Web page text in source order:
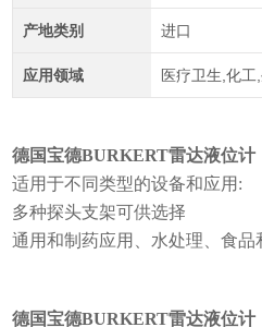
产地类别 进口
应用领域 医疗卫生,化
德国宝德BURKERT雷达液位计
适用于不同类型的设备和应用:
多种探头支架可供选择
通用和制药应用、水处理、食品
德国宝德BURKERT雷达液位计